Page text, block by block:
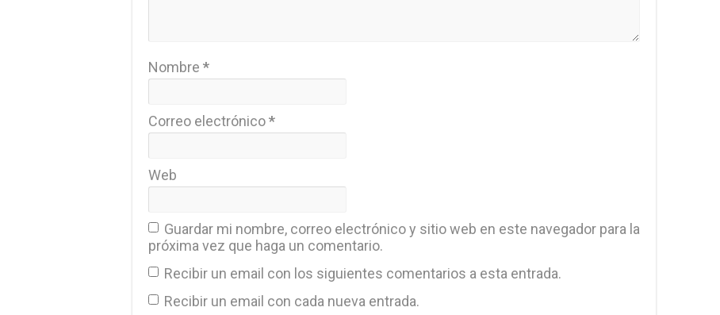
Nombre *
Correo electrónico*
Web
Guardar mi nombre, correo electrónico y sitio web en este navegador para la
próxima vez que haga un comentario.
Recibir un email con los siguientes comentarios a esta entrada.
Recibir un email con cada nueva entrada.